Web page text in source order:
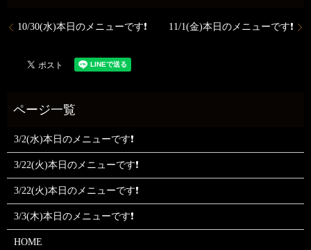
10/30(水)本日のメニューです❗️ 11/1(金)本日のメニューです❗️
3/2(水)本日のメニューです❗
3/22(火)本日のメニューです❗
3/22(火)本日のメニューです❗
3/3(木)本日のメニューです❗
HOME